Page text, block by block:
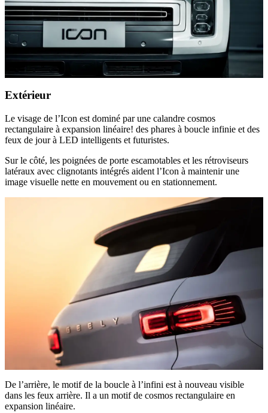
Extérieur
Le visage de l’Icon est dominé par une calandre cosmos
rectangulaire à expansion linéaire! des phares à boucle infinie et des
feux de jour à LED intelligents et futuristes.
Sur le côté, les poignées de porte escamotables et les rétroviseurs
latéraux avec clignotants intégrés aident l’Icon à maintenir une
image visuelle nette en mouvement ou en stationnement.
De l’arrière, le motif de la boucle à l’infini est à nouveau visible
dans les feux arrière. Il a un motif de cosmos rectangulaire en
expansion linéaire.